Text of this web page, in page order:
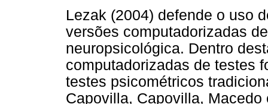
Lezak (2004) defende o uso
versões computadorizadas
neuropsicológica. Dentro
computadorizadas de testes
testes psicométricos
Capovilla, Capovilla,